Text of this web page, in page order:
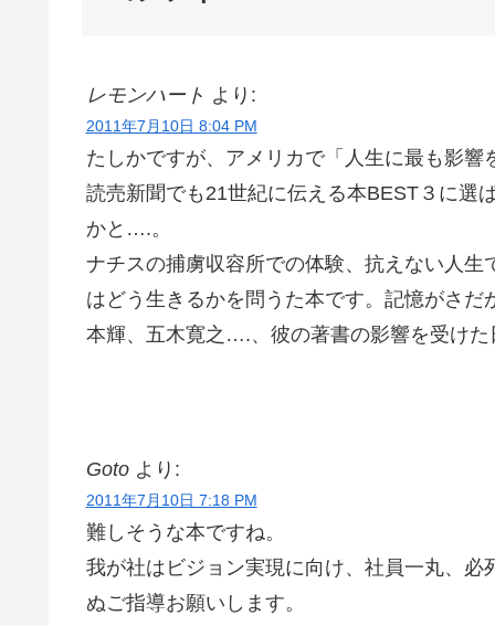
レモンハート より:
2011年7月10日 8:04 PM
たしかですが、アメリカで「人生に最も影
読売新聞でも21世紀に伝える本BEST３に選
かと….。
ナチスの捕虜収容所での体験、抗えない人
はどう生きるかを問うた本です。記憶がさ
本輝、五木寛之….、彼の著書の影響を受け
Goto より:
2011年7月10日 7:18 PM
難しそうな本ですね。
我が社はビジョン実現に向け、社員一丸、
ぬご指導お願いします。